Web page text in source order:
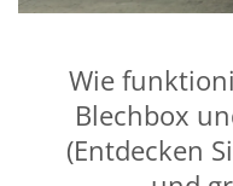
Wie
Blechbox
(Entdecken